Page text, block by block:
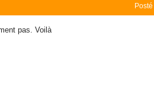
Posté
pas. Voilà